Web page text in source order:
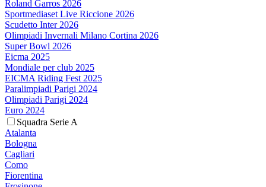
Roland Garros 2026
Sportmediaset Live Riccione 2026
Scudetto Inter 2026
Olimpiadi Invernali Milano Cortina 2026
Super Bowl 2026
Eicma 2025
Mondiale per club 2025
EICMA Riding Fest 2025
Paralimpiadi Parigi 2024
Olimpiadi Parigi 2024
Euro 2024
Squadra Serie A
Atalanta
Bologna
Cagliari
Como
Fiorentina